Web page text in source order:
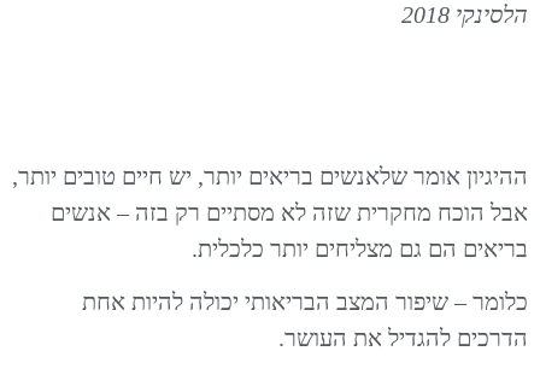
הלסינקי 2018
ההיגיון אומר שלאנשים בריאים יותר, יש חיים טובים יותר,
אבל הוכח מחקרית שזה לא מסתיים רק בזה – אנשים
בריאים הם גם מצליחים יותר כלכלית.
כלומר – שיפור המצב הבריאותי יכולה להיות אחת
הדרכים להגדיל את העושר.